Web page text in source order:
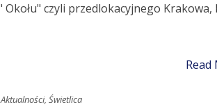
czyli przedlokacyjnego Krakowa,
Read
Aktualności, Świetlica